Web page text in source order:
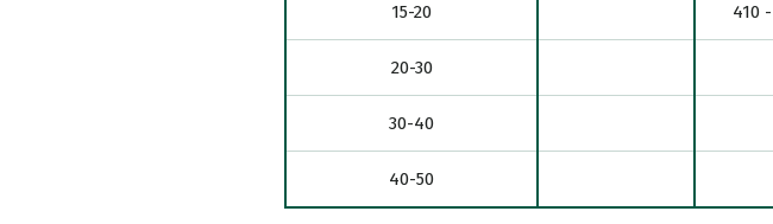
15-20 410
20-30
30-40
40-50